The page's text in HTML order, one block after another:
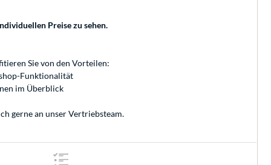
Preise zu sehen.
Sie von den Vorteilen:
Funktionalität
im Überblick
gerne an unserVertriebsteam.